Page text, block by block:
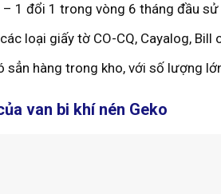
– 1 đổi 1 trong vòng 6 tháng đầu
loại giấy tờ CO-CQ, Cayalog, Bill
sẳn hàng trong kho, với số lượng
van bi khí nén Geko